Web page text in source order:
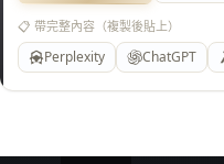
📋 帶完整內容（複製後貼上）
Perplexity ChatGPT